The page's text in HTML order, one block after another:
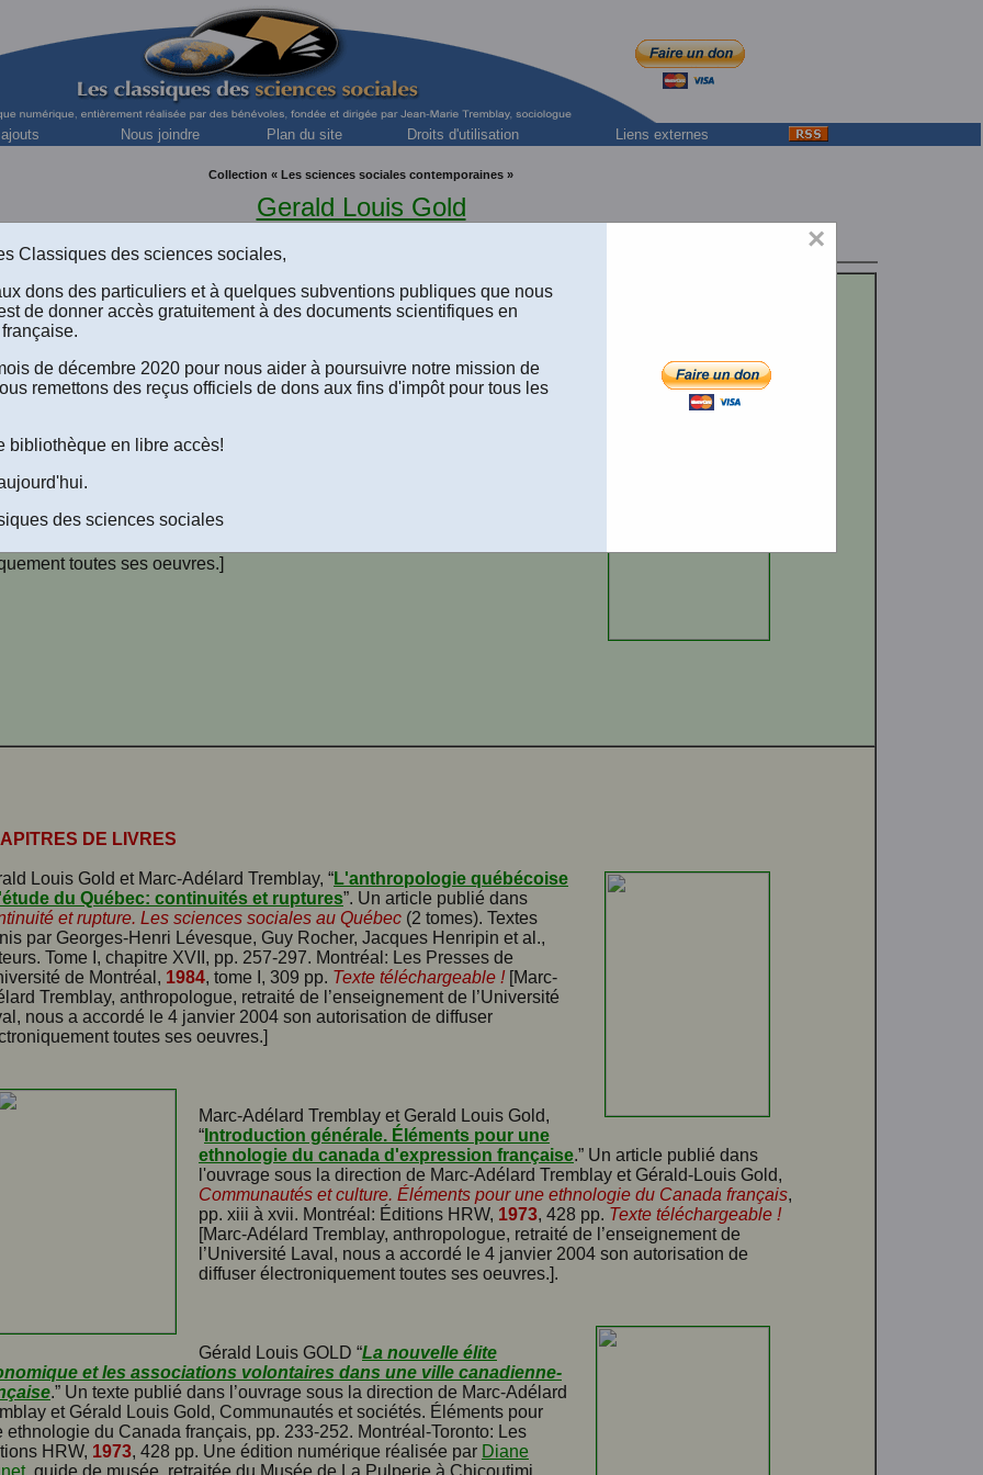
Nous joindre Plan du site Droits d'utilisation Liens externes
Collection « Les sciences sociales contemporaines »
Gerald Louis Gold
Tremblay et Gérald Louis Gold,
1973, 428 pp. Une édition numérique réalisée par
! [Marc-Adélard Tremblay, anthropologue, retraité de l’enseignement
toutes ses oeuvres.]
DE LIVRES
Louis Gold et Marc-Adélard Tremblay, “L'anthropologie québécoise
du Québec: continuités et ruptures”. Un article publié dans
et rupture. Les sciences sociales au Québec (2 tomes). Textes
par Georges-Henri Lévesque, Guy Rocher, Jacques Henripin et al.,
Tome I, chapitre XVII, pp. 257-297. Montréal: Les Presses de
de Montréal, 1984, tome I, 309 pp. Texte téléchargeable ! [Marc-
Tremblay, anthropologue, retraité de l’enseignement de l’Université
nous a accordé le 4 janvier 2004 son autorisation de diffuser
toutes ses oeuvres.]
Marc-Adélard Tremblay et Gerald Louis Gold,
“ Introduction générale. Éléments pour une
ethnologie du canada d'expression française.” Un article publié dans
l'ouvrage sous la direction de Marc-Adélard Tremblay et Gérald-Louis Gold,
Communautés et culture. Éléments pour une ethnologie du Canada français,
pp. xiii à xvii. Montréal: Éditions HRW, 1973, 428 pp. Texte téléchargeable !
[Marc-Adélard Tremblay, anthropologue, retraité de l’enseignement de
l’Université Laval, nous a accordé le 4 janvier 2004 son autorisation de
diffuser électroniquement toutes ses oeuvres.].
Gérald Louis GOLD “La nouvelle élite
et les associations volontaires dans une ville canadienne-
.” Un texte publié dans l’ouvrage sous la direction de Marc-Adélard
et Gérald Louis Gold, Communautés et sociétés. Éléments pour
ethnologie du Canada français, pp. 233-252. Montréal-Toronto: Les
HRW, 1973, 428 pp. Une édition numérique réalisée par Diane
, guide de musée, retraitée du Musée de La Pulperie à Chicoutimi.
×
Classiques des sciences sociales,
dons des particuliers et à quelques subventions publiques que nous
de donner accès gratuitement à des documents scientifiques en
de décembre 2020 pour nous aider à poursuivre notre mission de
remettons des reçus officiels de dons aux fins d'impôt pour tous les
bibliothèque en libre accès!
des sciences sociales